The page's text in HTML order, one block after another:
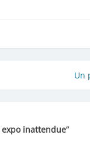
Un
expo inattendue”